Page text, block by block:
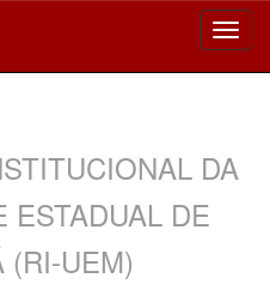
DA
ESTADUAL DE
(RI-UEM)